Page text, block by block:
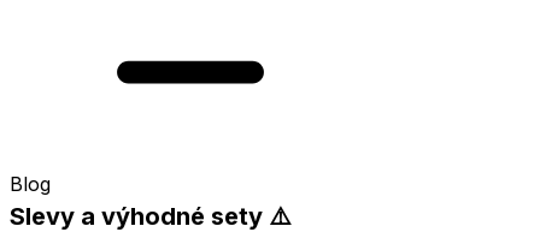
Blog
Slevy a výhodné sety ⚠️